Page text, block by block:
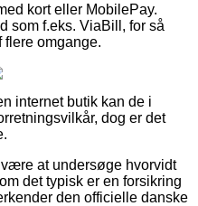
kort eller MobilePay.
som f.eks. ViaBill, for så
flere omgange.
internet butik kan de i
dog er det
at undersøge hvorvidt
det typisk er en forsikring
den officielle danske